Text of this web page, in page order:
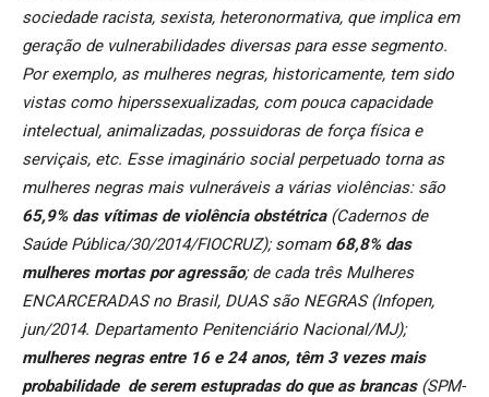
sociedade racista, sexista, heteronormativa, que implica em
geração de vulnerabilidades diversas para esse segmento.
Por exemplo, as mulheres negras, historicamente, tem sido
vistas como hiperssexualizadas, com pouca capacidade
intelectual, animalizadas, possuidoras de força física e
serviçais, etc. Esse imaginário social perpetuado torna as
mulheres negras mais vulneráveis a várias violências: são
65,9% das vítimas de violência obstétrica(Cadernos de
Saúde Pública/30/2014/FIOCRUZ); somam 68,8% das
mulheres mortas por agressão; de cada três Mulheres
ENCARCERADAS no Brasil, DUAS são NEGRAS (Infopen,
jun/2014. Departamento Penitenciário Nacional/MJ);
mulheres negras entre 16 e 24 anos, têm 3 vezes mais
probabilidade de serem estupradas do que as brancas(SPM-